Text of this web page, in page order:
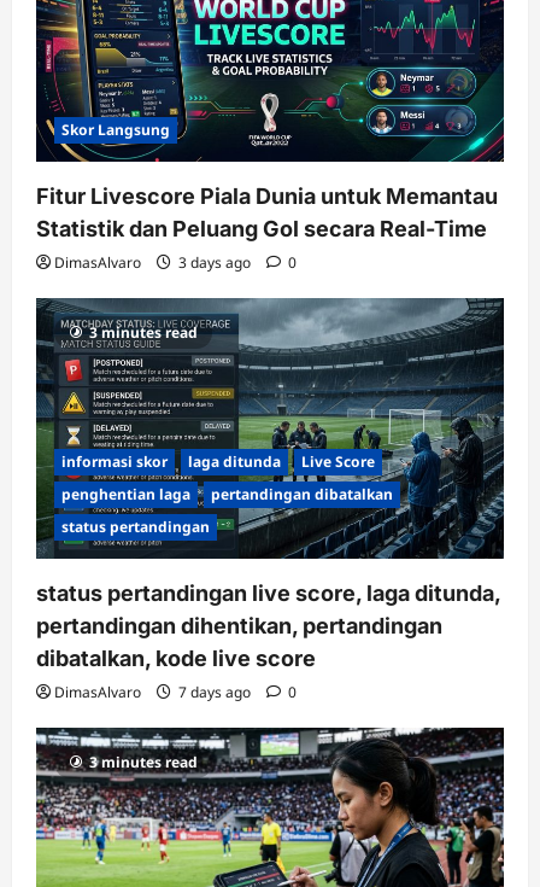
Skor Langsung
Fitur Livescore Piala Dunia untuk Memantau
Statistik dan Peluang Gol secara Real-Time
DimasAlvaro 3 days ago 0
3 minutes read
informasi skor laga ditunda
Live Score
penghentian laga
pertandingan dibatalkan
status pertandingan
status pertandingan live score, laga ditunda,
pertandingan dihentikan, pertandingan
dibatalkan, kode live score
DimasAlvaro 7 days ago 0
3 minutes read